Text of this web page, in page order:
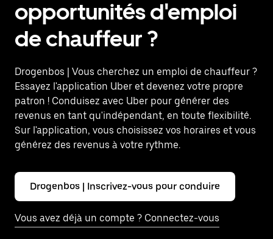
opportunités d'emploi
de chauffeur ?
Drogenbos | Vous cherchez un emploi de chauffeur ?
Essayez l'application Uber et devenez votre propre
patron ! Conduisez avec Uber pour générer des
revenus en tant qu'indépendant, en toute flexibilité.
Sur l'application, vous choisissez vos horaires et vous
générez des revenus à votre rythme.
Drogenbos | Inscrivez-vous pour conduire
Vous avez déjà un compte ? Connectez-vous